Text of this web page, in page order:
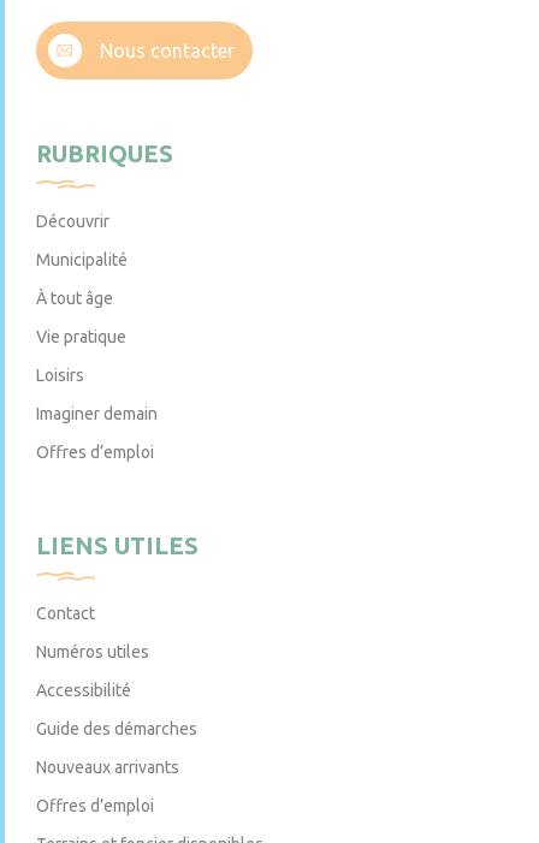
Nous contacter
RUBRIQUES
Découvrir
Municipalité
À tout âge
Vie pratique
Loisirs
Imaginer demain
Offres d’emploi
LIENS UTILES
Contact
Numéros utiles
Accessibilité
Guide des démarches
Nouveaux arrivants
Offres d’emploi